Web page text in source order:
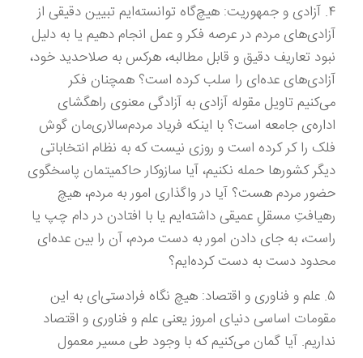
۴. آزادی و جمهوریت: هیچ‌گاه توانسته‌ایم تبیین دقیقی از
آزادی‌های مردم در عرصه فکر و عمل انجام دهیم یا به دلیل
نبود تعاریف دقیق و قابل مطالبه، هرکس به صلاحدید خود،
آزادی‌های عده‌ای را سلب کرده است؟ همچنان فکر
می‌کنیم تاویل مقوله آزادی به آزادگی معنوی راهگشای
اداره‌ی جامعه است؟ با اینکه فریاد مردم‌سالاری‌مان گوش
فلک را کر کرده است و روزی نیست که به نظام انتخاباتی
دیگر کشورها حمله نکنیم، آیا سازوکار حاکمیتمان پاسخگوی
حضور مردم هست؟ آیا در واگذاری امور به مردم، هیچ
رهیافتِ مسقلِ عمیقی داشته‌ایم یا با افتادن در دام چپ یا
راست، به جای دادن امور به دست مردم، آن را بین عده‌ای
محدود دست به دست کرده‌ایم؟
۵. علم و فناوری و اقتصاد: هیچ نگاه فرادستی‌ای به این
مقومات اساسی دنیای امروز یعنی علم و فناوری و اقتصاد
نداریم. آیا گمان می‌کنیم که با وجود طی مسیر معمول